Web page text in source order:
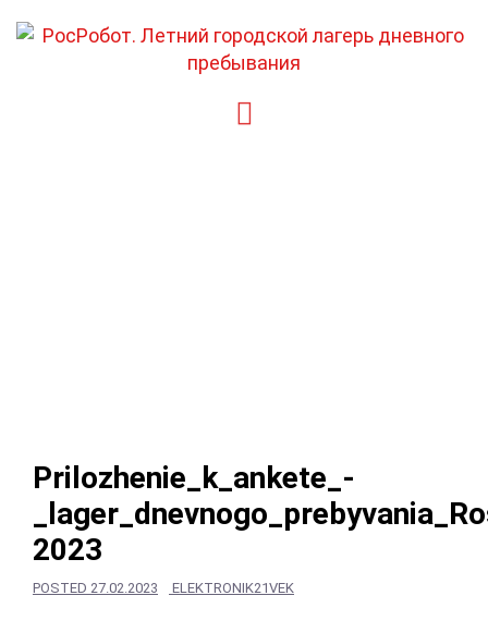
Prilozhenie_k_ankete_-
2023
POSTED 27.02.2023 ELEKTRONIK21VEK